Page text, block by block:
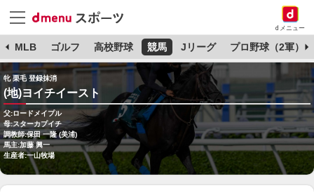
dメニュー
MLB ゴルフ 高校野球 競馬 Jリーグ プロ野球（2軍）
牝 栗毛 登録抹消
(地)ヨイチイースト
父:ロードメイプル
母:スターカプイチ
調教師:保田 一隆 (美浦)
馬主:加藤 興一
生産者:一山牧場